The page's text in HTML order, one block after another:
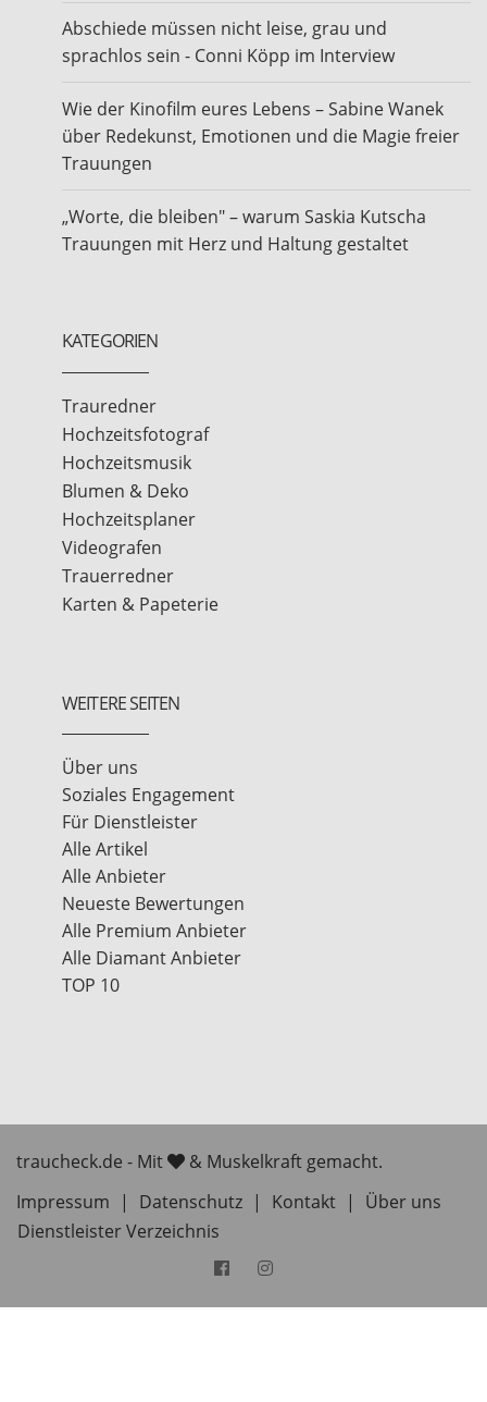
Abschiede müssen nicht leise, grau und
sprachlos sein - Conni Köpp im Interview
Wie der Kinofilm eures Lebens – Sabine Wanek
über Redekunst, Emotionen und die Magie freier
Trauungen
„Worte, die bleiben" – warum Saskia Kutscha
Trauungen mit Herz und Haltung gestaltet
KATEGORIEN
Trauredner
Hochzeitsfotograf
Hochzeitsmusik
Blumen & Deko
Hochzeitsplaner
Videografen
Trauerredner
Karten & Papeterie
WEITERE SEITEN
Über uns
Soziales Engagement
Für Dienstleister
Alle Artikel
Alle Anbieter
Neueste Bewertungen
Alle Premium Anbieter
Alle Diamant Anbieter
TOP 10
traucheck.de - Mit
& Muskelkraft gemacht.
Impressum
| Datenschutz | Kontakt |
Über uns
Dienstleister Verzeichnis